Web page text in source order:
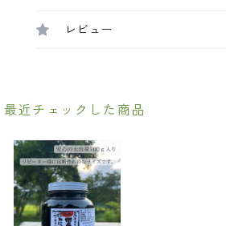
レビュー
最近チェックした商品